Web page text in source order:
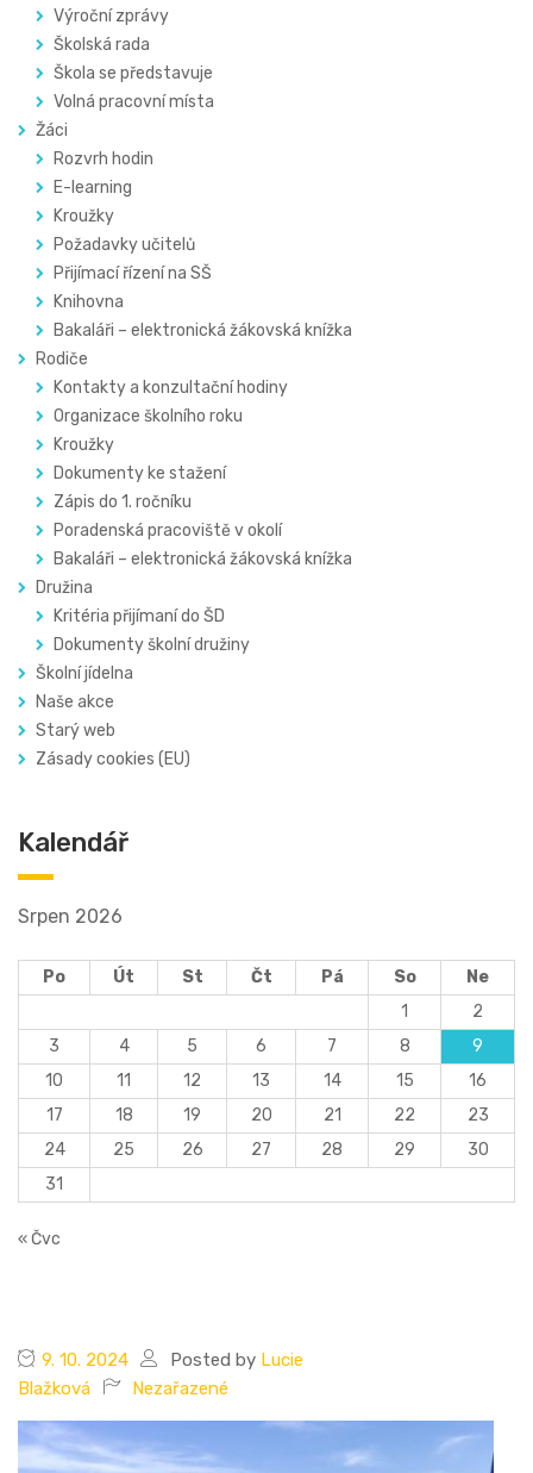
Výroční zprávy
Školská rada
Škola se představuje
Volná pracovní místa
Žáci
Rozvrh hodin
E-learning
Kroužky
Požadavky učitelů
Přijímací řízení na SŠ
Knihovna
Bakaláři – elektronická žákovská knížka
Rodiče
Kontakty a konzultační hodiny
Organizace školního roku
Kroužky
Dokumenty ke stažení
Zápis do 1. ročníku
Poradenská pracoviště v okolí
Bakaláři – elektronická žákovská knížka
Družina
Kritéria přijímaní do ŠD
Dokumenty školní družiny
Školní jídelna
Naše akce
Starý web
Zásady cookies (EU)
Kalendář
Srpen 2026
Po Út St Čt Pá So
Ne
1
2
3
4 5 6 7 8
9
10
11 12 13 14 15
16
17
18 19 20 21 22
23
24
25 26 27 28 29
30
31
« Čvc
9. 10. 2024 Posted by Lucie
Blažková
Nezařazené